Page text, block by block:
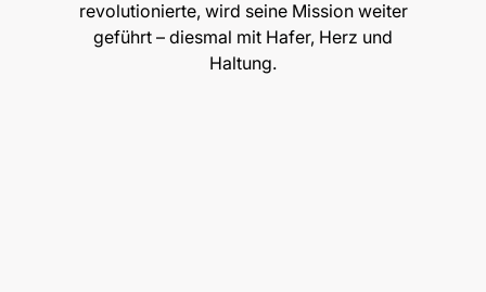
revolutionierte, wird seine Mission weiter
geführt – diesmal mit Hafer, Herz und
Haltung.